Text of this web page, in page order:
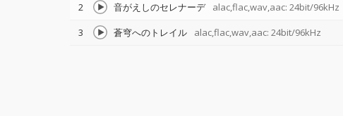
2
音がえしのセレナーデ alac,flac,wav,aac: 24bit/96kHz
3
蒼穹へのトレイル alac,flac,wav,aac: 24bit/96kHz